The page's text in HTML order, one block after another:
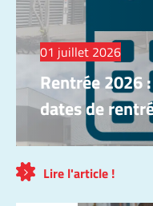
01 juillet 2026
Rentrée 2026
dates de
Lire l'article !